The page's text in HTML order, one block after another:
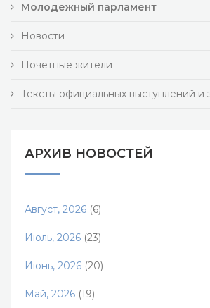
Молодежный парламент
Новости
Почетные жители
Тексты официальных выступлений и
АРХИВ НОВОСТЕЙ
Август, 2026 (6)
Июль, 2026 (23)
Июнь, 2026 (20)
Май, 2026 (19)